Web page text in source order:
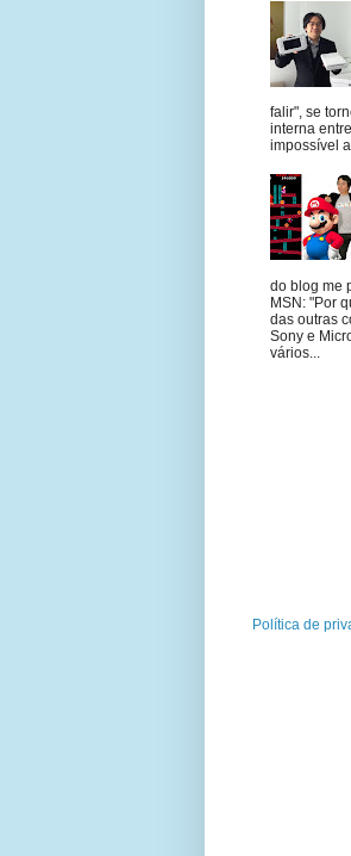
falir", se
interna
impossível
do blog me
MSN: "Por
das outras
Sony e
vários...
Política de